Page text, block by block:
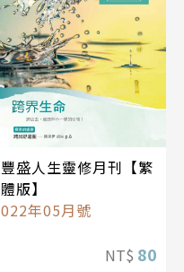
豐盛人生靈修月刊【繁
體版】
022年05月號
NT$ 80